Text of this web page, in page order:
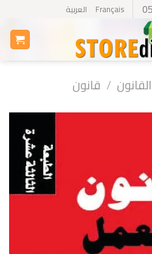
Français العربية
/ قانون